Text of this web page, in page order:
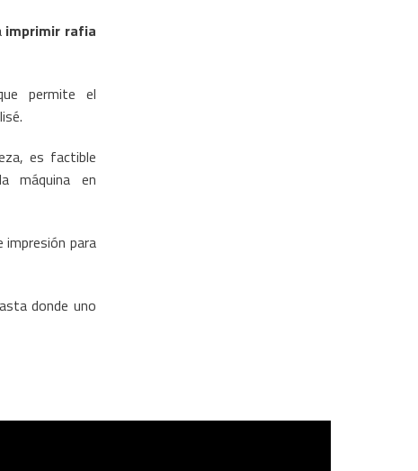
imprimir rafia
permite el
es factible
máquina en
impresión para
donde uno